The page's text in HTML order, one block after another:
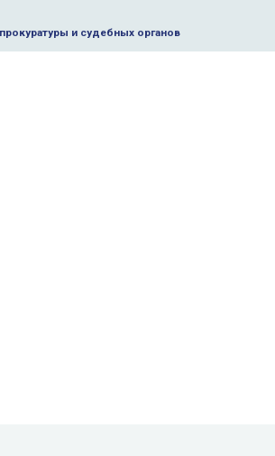
и судебных органов